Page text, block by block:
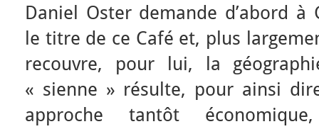
Daniel Oster demande d’abord à
le titre de ce Café et, plus
recouvre, pour lui, la
« sienne » résulte, pour ainsi
approche tantôt